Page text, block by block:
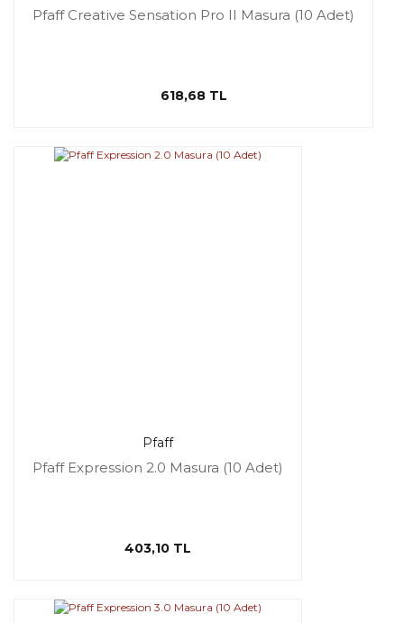
Pfaff Creative Sensation Pro II Masura (10 Adet)
618,68 TL
Pfaff
Pfaff Expression 2.0 Masura (10 Adet)
403,10 TL